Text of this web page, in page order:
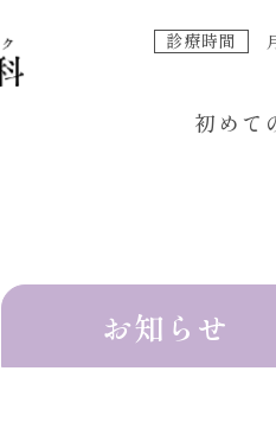
診療時間
初めて
お知らせ